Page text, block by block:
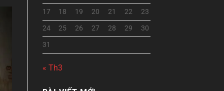
17
18 19 20 21 22
23
24
25 26 27 28 29
30
31
« Th3